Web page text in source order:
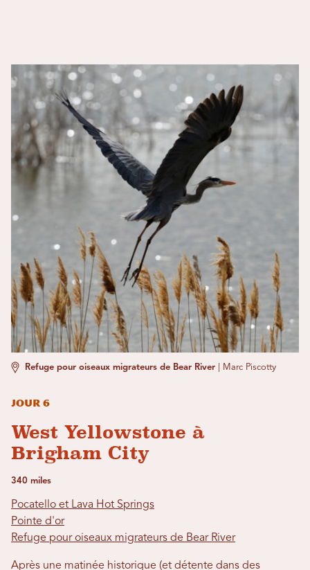
Refuge pour oiseaux migrateurs de Bear River Marc Piscotty
Jour 6
West Yellowstone à
Brigham City
340 miles
Pocatello et Lava Hot Springs
Pointe d'or
Refuge pour oiseaux migrateurs de Bear River
Après une matinée historique (et détente dans des